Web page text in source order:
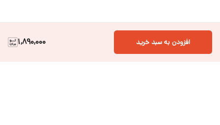
1,890,000 افزودن به سبد خرید